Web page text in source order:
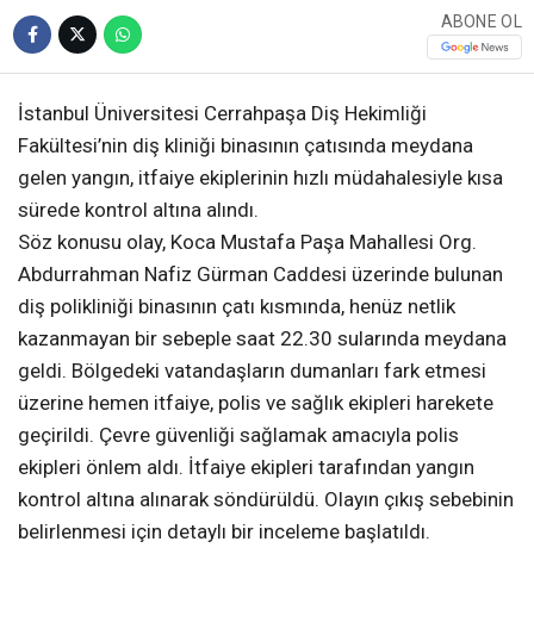
ABONE OL
İstanbul Üniversitesi Cerrahpaşa Diş Hekimliği
Fakültesi’nin diş kliniği binasının çatısında meydana
gelen yangın, itfaiye ekiplerinin hızlı müdahalesiyle kısa
sürede kontrol altına alındı.
Söz konusu olay, Koca Mustafa Paşa Mahallesi Org.
Abdurrahman Nafiz Gürman Caddesi üzerinde bulunan
diş polikliniği binasının çatı kısmında, henüz netlik
kazanmayan bir sebeple saat 22.30 sularında meydana
geldi. Bölgedeki vatandaşların dumanları fark etmesi
üzerine hemen itfaiye, polis ve sağlık ekipleri harekete
geçirildi. Çevre güvenliği sağlamak amacıyla polis
ekipleri önlem aldı. İtfaiye ekipleri tarafından yangın
kontrol altına alınarak söndürüldü. Olayın çıkış sebebinin
belirlenmesi için detaylı bir inceleme başlatıldı.